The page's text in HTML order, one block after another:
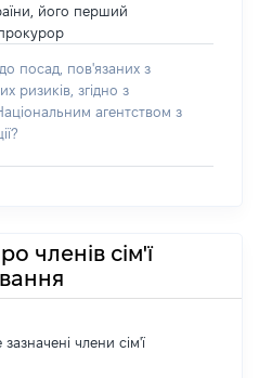
його перший
посад, пов'язаних з
ризиків, згідно з
агентством з
членів сім'ї
члени сім'ї